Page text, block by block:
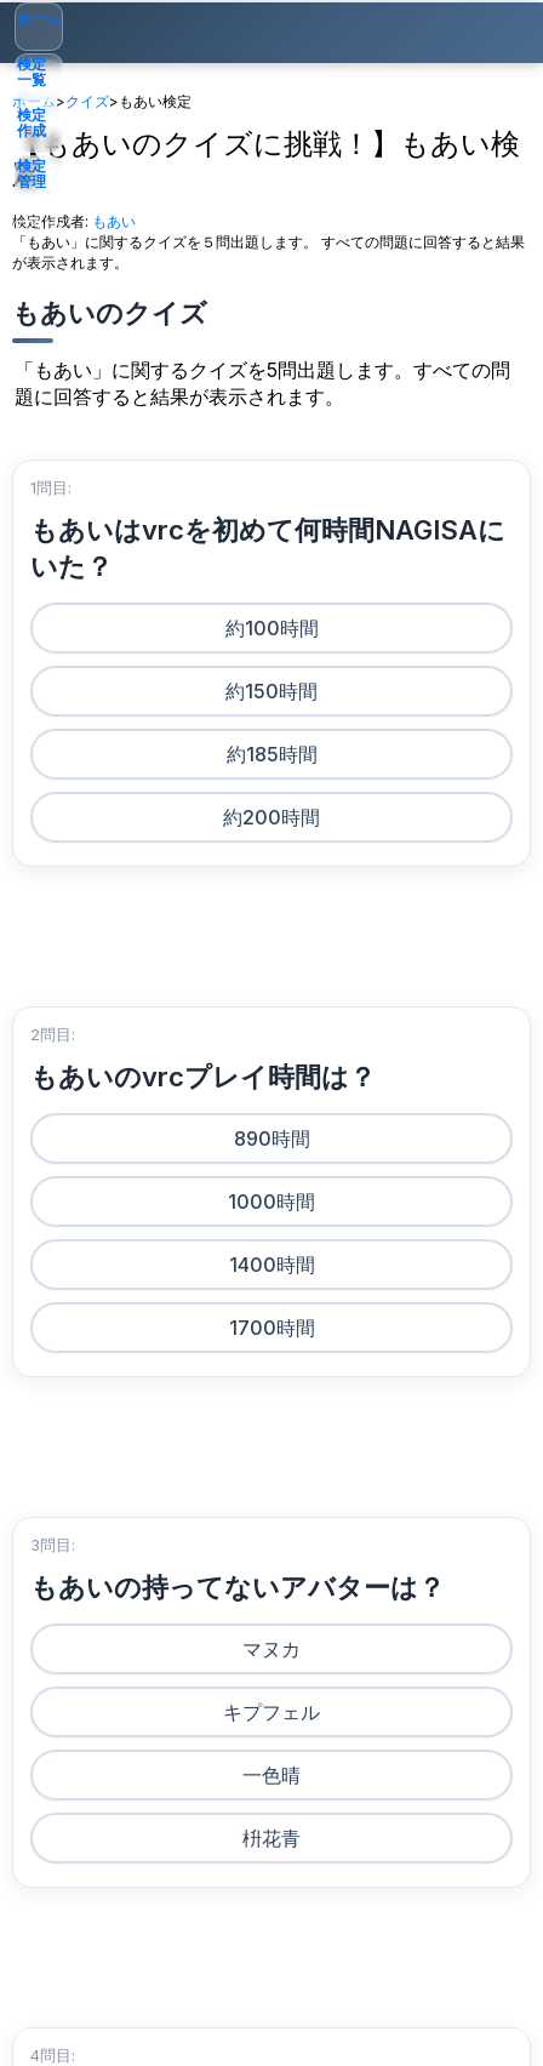
ホーム
検定
一覧
検定
作成
検定
管理
ゲスト▾
ホーム>クイズ> もあい検定
【もあいのクイズに挑戦！】もあい検
定
検定作成者: もあい
「もあい」に関するクイズを５問出題します。 すべての問題に回答すると結果
が表示されます。
もあいのクイズ
「もあい」に関するクイズを5問出題します。すべての問
題に回答すると結果が表示されます。
1問目:
もあいはvrcを初めて何時間NAGISAに
いた？
約100時間
約150時間
約185時間
約200時間
2問目:
もあいのvrcプレイ時間は？
890時間
1000時間
1400時間
1700時間
3問目:
もあいの持ってないアバターは？
マヌカ
キプフェル
一色晴
枡花青
4問目: